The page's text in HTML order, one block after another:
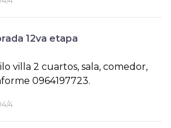
12va etapa
villa 2 cuartos, sala, comedor,
0964197723.
4